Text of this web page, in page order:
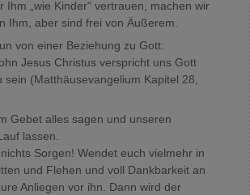
Ihm „wie Kinder“ vertrauen, machen wir
Ihm, aber sind frei von Äußerem.
von einer Beziehung zu Gott:
Jesus Christus verspricht uns Gott
sein (Matthäusevangelium Kapitel 28,
Gebet alles sagen und unseren
lassen.
nichts Sorgen! Wendet euch vielmehr in
und Flehen und voll Dankbarkeit an
Anliegen vor ihn. Dann wird der